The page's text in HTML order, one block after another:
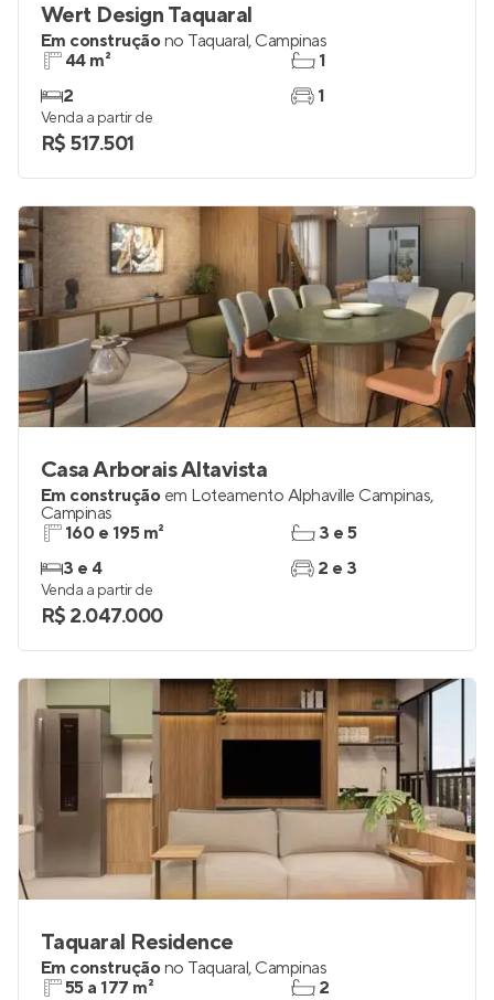
Wert Design Taquaral
Em construçãono Taquaral, Campinas
44 m²
2
1
1
Venda a partir de
R$ 517.501
Casa Arborais Altavista
Em construção em Loteamento Alphaville Campinas,
Campinas
160 e 195 m²
3 e 4
3 e 5
2 e 3
Venda a partir de
R$ 2.047.000
Taquaral Residence
Em construçãono Taquaral, Campinas
55 a 177 m²
2